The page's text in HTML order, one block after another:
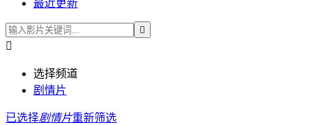
最近更新


选择频道
剧情片
已选择剧情片重新筛选